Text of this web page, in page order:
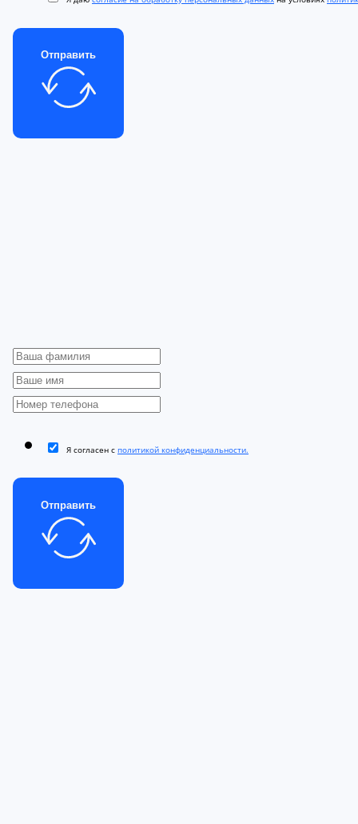
Отправить
Я согласен с политикой конфиденциальности.
Отправить